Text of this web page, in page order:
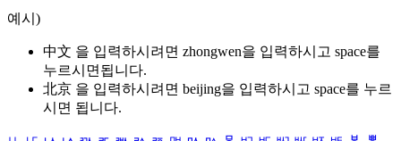
예시)
中文 을 입력하시려면 zhongwen을 입력하시고 space를
누르시면됩니다.
北京 을 입력하시려면 beijing을 입력하시고 space를 누르
시면 됩니다.